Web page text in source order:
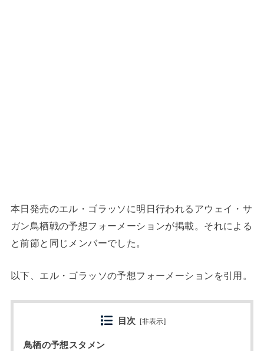
本日発売のエル・ゴラッソに明日行われるアウェイ・サ
ガン鳥栖戦の予想フォーメーションが掲載。それによる
と前節と同じメンバーでした。
以下、エル・ゴラッソの予想フォーメーションを引用。
目次 [非表示]
鳥栖の予想スタメン